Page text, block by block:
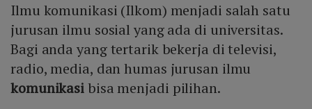
Ilmu komunikasi (Ilkom) menjadi salah satu
jurusan ilmu sosial yang ada di universitas.
Bagi anda yang tertarik bekerja di televisi,
radio, media, dan humas jurusan ilmu
komunikasibisa menjadi pilihan.